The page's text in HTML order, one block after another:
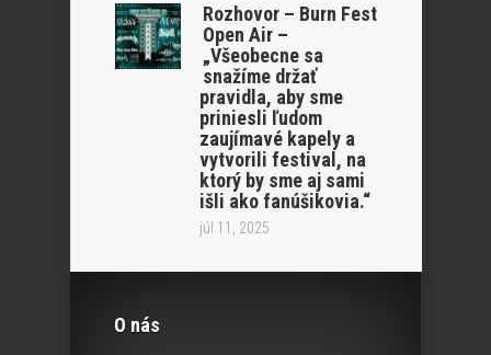
Rozhovor – Burn Fest
Open Air –
„Všeobecne sa
snažíme držať
pravidla, aby sme
priniesli ľudom
zaujímavé kapely a
vytvorili festival, na
ktorý by sme aj sami
išli ako fanúšikovia.“
júl 11, 2025
O nás